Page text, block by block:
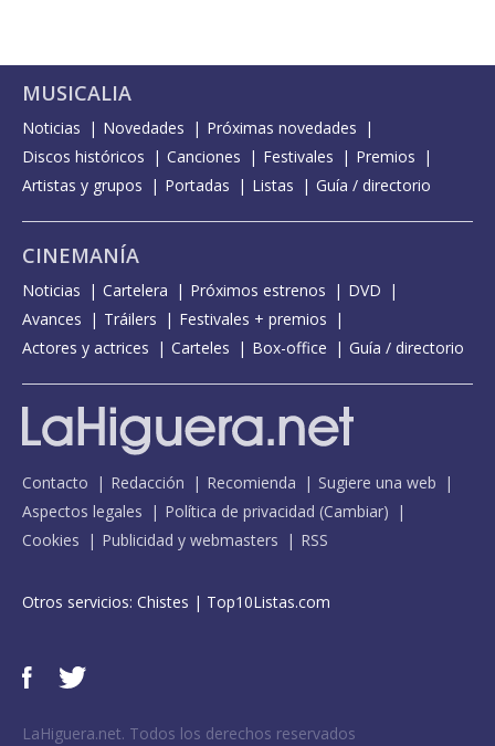
MUSICALIA
Noticias Novedades
Próximas novedades
Discos históricos
Canciones Festivales
Premios
Artistas y grupos
Portadas Listas Guía / directorio
CINEMANÍA
Noticias Cartelera Próximos estrenos
DVD
Avances
Tráilers
Festivales + premios
Actores y actrices
Carteles Box-office Guía / directorio
Contacto Redacción Recomienda
Sugiere una web
Aspectos legales
Política de privacidad (Cambiar)
Cookies
Publicidad y webmasters RSS
Otros servicios: Chistes | Top10Listas.com
LaHiguera.net. Todos los derechos reservados